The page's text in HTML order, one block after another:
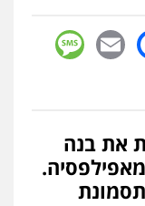
עבירות
לבן
Facebook
Email
את בנה